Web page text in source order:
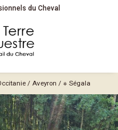
du Cheval
/Aveyron /※ Ségala